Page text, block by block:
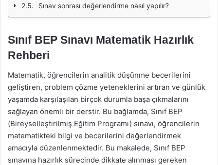
Sınav sonrası değerlendirme nasıl yapılır?
Sınıf BEP Sınavı Matematik Hazırlık
Rehberi
Matematik, öğrencilerin analitik düşünme becerilerini
geliştiren, problem çözme yeteneklerini artıran ve günlük
yaşamda karşılaşılan birçok durumla başa çıkmalarını
sağlayan önemli bir derstir. Bu bağlamda, Sınıf BEP
(Bireyselleştirilmiş Eğitim Programı) sınavı, öğrencilerin
matematikteki bilgi ve becerilerini değerlendirmek
amacıyla düzenlenmektedir. Bu makalede, Sınıf BEP
sınavına hazırlık sürecinde dikkate alınması gereken